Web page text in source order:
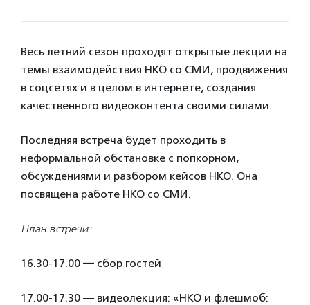
Весь летний сезон проходят открытые лекции на
темы взаимодействия НКО со СМИ, продвижения
в соцсетях и в целом в интернете, создания
качественного видеоконтента своими силами.
Последняя встреча будет проходить в
неформальной обстановке с попкорном,
обсуждениями и разбором кейсов НКО. Она
посвящена работе НКО со СМИ.
План встречи:
16.30-17.00 — сбор гостей
17.00-17.30 — видеолекция: «НКО и флешмоб: